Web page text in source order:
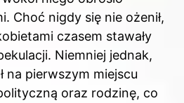
Choć nigdy się nie ożenił,
czasem stawały
Niemniej jednak,
na pierwszym miejscu
oraz rodzinę, co